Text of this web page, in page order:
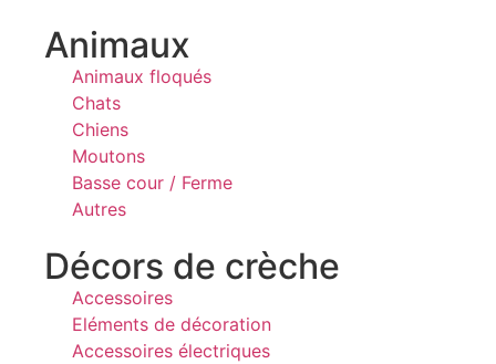
Animaux
Animaux floqués
Chats
Chiens
Moutons
Basse cour / Ferme
Autres
Décors de crèche
Accessoires
Eléments de décoration
Accessoires électriques